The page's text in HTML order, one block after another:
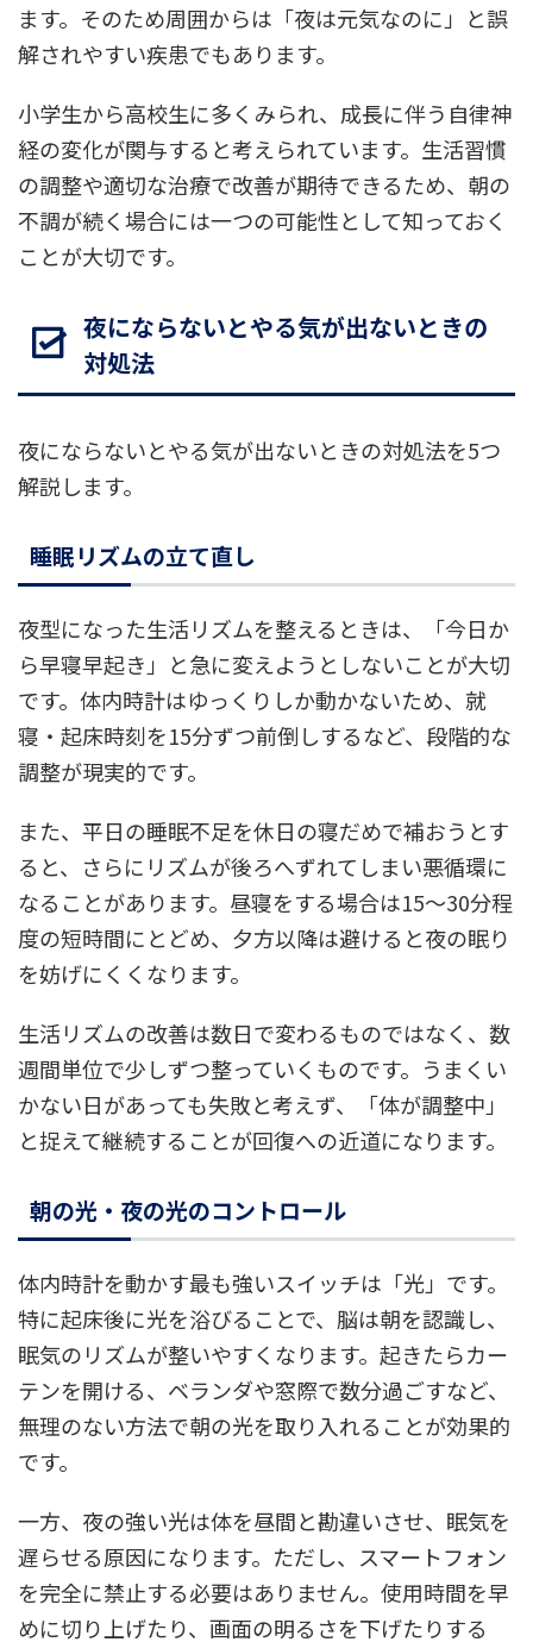
ます。そのため周囲からは「夜は元気なのに」と誤
解されやすい疾患でもあります。
小学生から高校生に多くみられ、成長に伴う自律神
経の変化が関与すると考えられています。生活習慣
の調整や適切な治療で改善が期待できるため、朝の
不調が続く場合には一つの可能性として知っておく
ことが大切です。
夜にならないとやる気が出ないときの
対処法
夜にならないとやる気が出ないときの対処法を5つ
解説します。
睡眠リズムの立て直し
夜型になった生活リズムを整えるときは、「今日か
ら早寝早起き」と急に変えようとしないことが大切
です。体内時計はゆっくりしか動かないため、就
寝・起床時刻を15分ずつ前倒しするなど、段階的な
調整が現実的です。
また、平日の睡眠不足を休日の寝だめで補おうとす
ると、さらにリズムが後ろへずれてしまい悪循環に
なることがあります。昼寝をする場合は15〜30分程
度の短時間にとどめ、夕方以降は避けると夜の眠り
を妨げにくくなります。
生活リズムの改善は数日で変わるものではなく、数
週間単位で少しずつ整っていくものです。うまくい
かない日があっても失敗と考えず、「体が調整中」
と捉えて継続することが回復への近道になります。
朝の光・夜の光のコントロール
体内時計を動かす最も強いスイッチは「光」です。
特に起床後に光を浴びることで、脳は朝を認識し、
眠気のリズムが整いやすくなります。起きたらカー
テンを開ける、ベランダや窓際で数分過ごすなど、
無理のない方法で朝の光を取り入れることが効果的
です。
一方、夜の強い光は体を昼間と勘違いさせ、眠気を
遅らせる原因になります。ただし、スマートフォン
を完全に禁止する必要はありません。使用時間を早
めに切り上げたり、画面の明るさを下げたりする